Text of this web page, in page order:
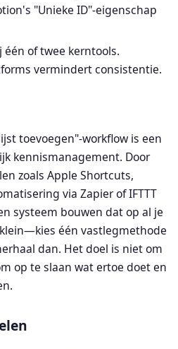
"Unieke ID"-eigenschap
één of twee kerntools.
vermindert consistentie.
toevoegen"-workflow is een
kennismanagement. Door
zoals Apple Shortcuts,
via Zapier of IFTTT
systeem bouwen dat op al je
één vastlegmethode
dan. Het doel is niet om
op te slaan wat ertoe doet en